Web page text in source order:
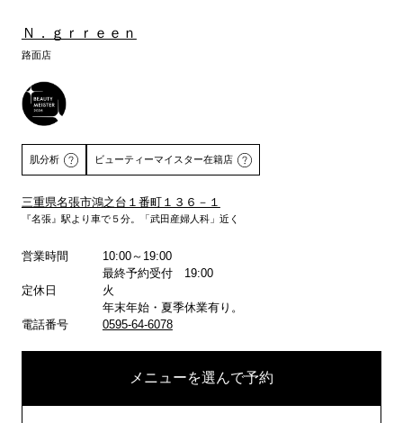
Ｎ．ｇｒｒｅｅｎ
路面店
肌分析 ビューティーマイスター在籍店
三重県名張市鴻之台１番町１３６－１
『名張』駅より車で５分。「武田産婦人科」近く
営業時間
10:00～19:00
最終予約受付 19:00
定休日
火
年末年始・夏季休業有り。
電話番号
0595-64-6078
メニューを選んで予約